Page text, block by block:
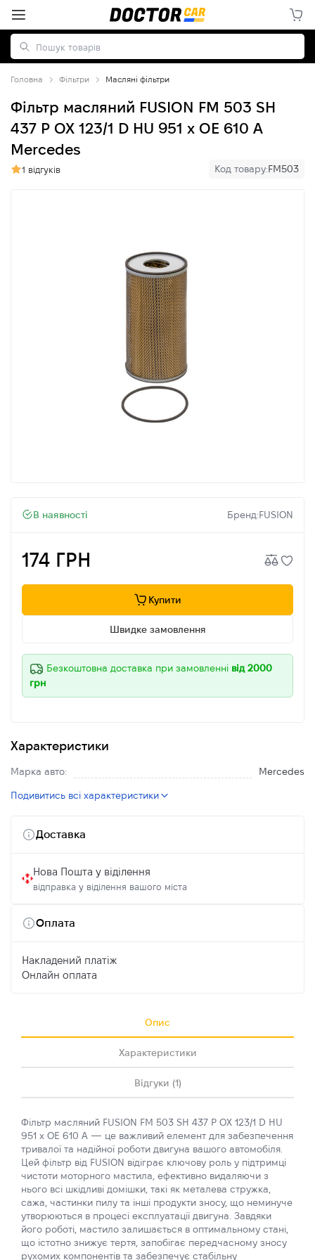
Головна Фільтри Масляні фільтри
Фільтр масляний FUSION FM 503 SH
437 P OX 123/1 D HU 951 x OE 610 A
Mercedes
1 відгуків Код товару:FM503
В наявності Бренд:FUSION
174 ГРН
Купити
Швидке замовлення
Безкоштовна доставка при замовленні від 2000
грн
Характеристики
Марка авто: Mercedes
Подивитись всі характеристики
Доставка
Нова Пошта у віділення
відправка у віділення вашого міста
Оплата
Накладений платіж
Онлайн оплата
Опис
Характеристики
Відгуки (1)
Фільтр масляний FUSION FM 503 SH 437 P OX 123/1 D HU
951 x OE 610 A — це важливий елемент для забезпечення
тривалої та надійної роботи двигуна вашого автомобіля.
Цей фільтр від FUSION відіграє ключову роль у підтримці
чистоти моторного мастила, ефективно видаляючи з
нього всі шкідливі домішки, такі як металева стружка,
сажа, частинки пилу та інші продукти зносу, що неминуче
утворюються в процесі експлуатації двигуна. Завдяки
його роботі, мастило залишається в оптимальному стані,
що істотно знижує тертя, запобігає передчасному зносу
рухомих компонентів та забезпечує стабільну